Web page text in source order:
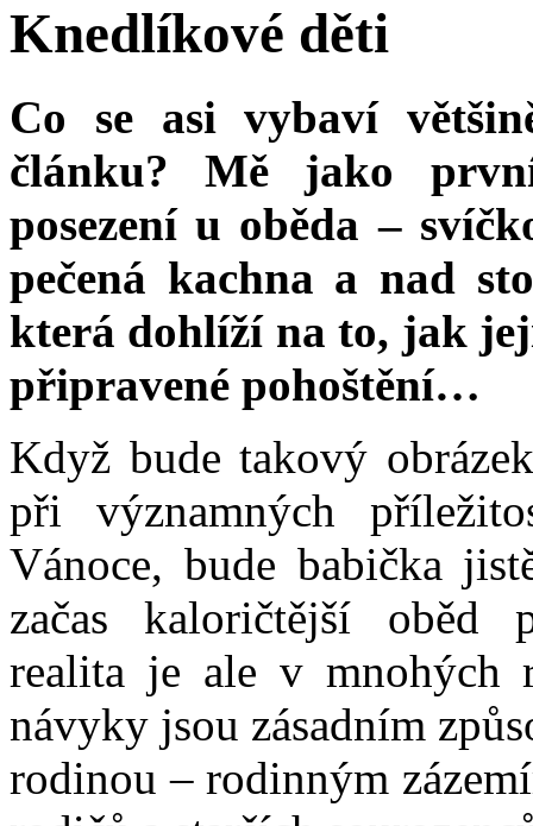
Knedlíkové děti
Co se asi vybaví
článku? Mě jako
posezení u oběda –
pečená kachna a nad
která dohlíží na to, jak
připravené pohoštění…
Když bude takový
při významných
Vánoce, bude babička
začas kaloričtější oběd
realita je ale v mnohých
návyky jsou zásadním
rodinou – rodinným